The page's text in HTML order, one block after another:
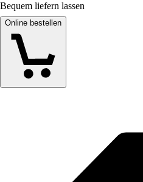
Bequem liefern lassen
Online bestellen